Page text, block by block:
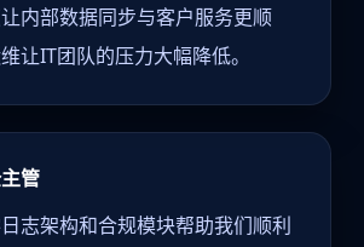
内部数据同步与客户服务更顺
让IT团队的压力大幅降低。
管
志架构和合规模块帮助我们顺利